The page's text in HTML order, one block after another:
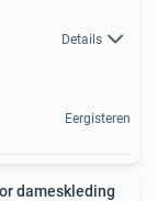
Details
Eergisteren
dameskleding